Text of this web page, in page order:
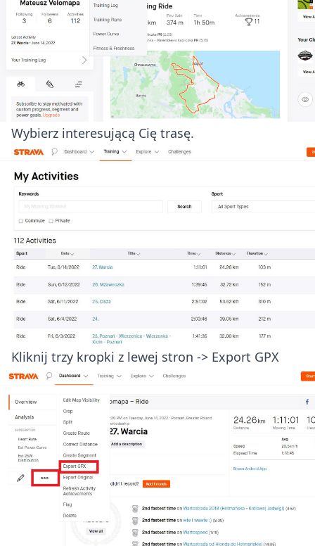
Wybierz interesującą Cię trasę.
Kliknij trzy kropki z lewej stron -> Export GPX